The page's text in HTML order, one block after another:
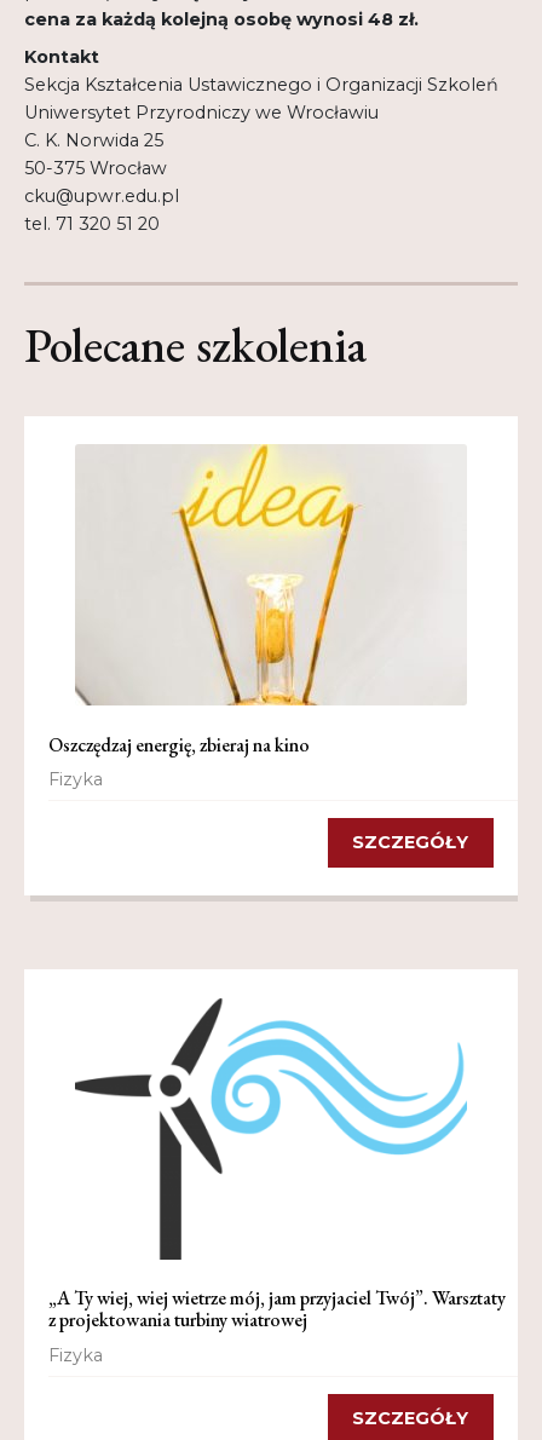
cena za każdą kolejną osobę wynosi 48 zł.
Kontakt
Sekcja Kształcenia Ustawicznego i Organizacji Szkoleń
Uniwersytet Przyrodniczy we Wrocławiu
C. K. Norwida 25
50-375 Wrocław
cku@upwr.edu.pl
tel. 71 320 51 20
Oszczędzaj energię, zbieraj na kino
Fizyka
SZCZEGÓŁY
„A Ty wiej, wiej wietrze mój, jam przyjaciel Twój”. Warsztaty
z projektowania turbiny wiatrowej
Fizyka
SZCZEGÓŁY